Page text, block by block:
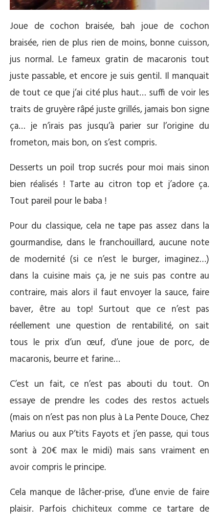
Joue de cochon braisée, bah joue de cochon
braisée, rien de plus rien de moins, bonne cuisson,
jus normal. Le fameux gratin de macaronis tout
juste passable, et encore je suis gentil. Il manquait
de tout ce que j’ai cité plus haut… suffi de voir les
traits de gruyère râpé juste grillés, jamais bon signe
ça… je n’irais pas jusqu’à parier sur l’origine du
frometon, mais bon, on s’est compris.
Desserts un poil trop sucrés pour moi mais sinon
bien réalisés ! Tarte au citron top et j’adore ça.
Tout pareil pour le baba !
Pour du classique, cela ne tape pas assez dans la
gourmandise, dans le franchouillard, aucune note
de modernité (si ce n’est le burger, imaginez…)
dans la cuisine mais ça, je ne suis pas contre au
contraire, mais alors il faut envoyer la sauce, faire
baver, être au top! Surtout que ce n’est pas
réellement une question de rentabilité, on sait
tous le prix d’un œuf, d’une joue de porc, de
macaronis, beurre et farine…
C’est un fait, ce n’est pas abouti du tout. On
essaye de prendre les codes des restos actuels
(mais on n’est pas non plus à La Pente Douce, Chez
Marius ou aux P’tits Fayots et j’en passe, qui tous
sont à 20€ max le midi) mais sans vraiment en
avoir compris le principe.
Cela manque de lâcher-prise, d’une envie de faire
plaisir. Parfois chichiteux comme ce tartare de